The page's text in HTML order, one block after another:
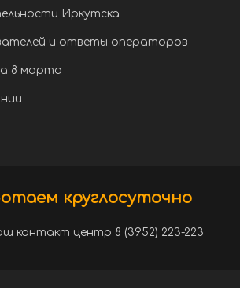
Иркутска
и ответы операторов
8 марта
круглосуточно
контакт центр 8 (3952) 223-223